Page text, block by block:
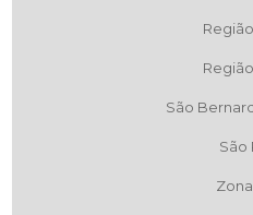
São
São